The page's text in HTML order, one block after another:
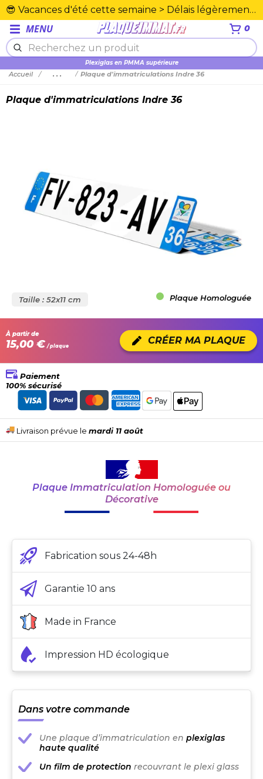
😎 Vacances d'été cette semaine > Délais légèrement rallongés. Merci☀️
MENU 0
Plexiglas en PMMA supérieure
Accueil ... Plaque d'immatriculations Indre 36
Plaque d'immatriculations Indre 36
Taille : 52x11 cm Plaque Homologuée
À partir de
15,00 € / plaque CRÉER MA PLAQUE
Paiement
100% sécurisé
Livraison prévue le mardi 11 août
Plaque Immatriculation Homologuée ou
Décorative
Fabrication sous 24-48h
Garantie 10 ans
Made in France
Impression HD écologique
Dans votre commande
Une plaque d’immatriculation en plexiglas
haute qualité
Un film de protection recouvrant le plexi glass